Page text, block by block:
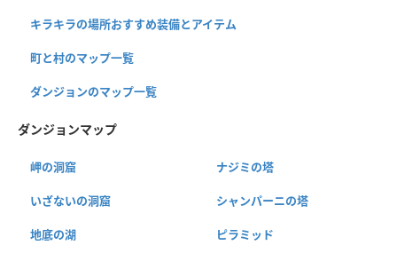
キラキラの場所おすすめ装備とアイテム
町と村のマップ一覧
ダンジョンのマップ一覧
ダンジョンマップ
岬の洞窟 ナジミの塔
いざないの洞窟 シャンパーニの塔
地底の湖 ピラミッド